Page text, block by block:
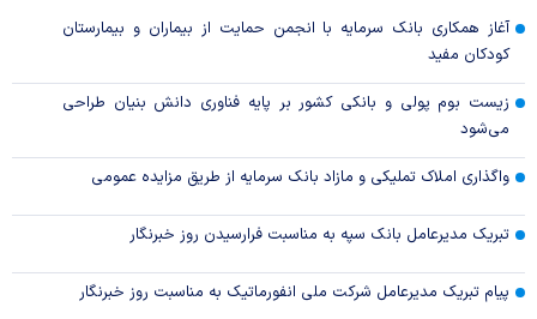
آغاز همکاری بانک سرمایه با انجمن حمایت از بیماران و بیمارستان
کودکان مفید
زیست بوم پولی و بانکی کشور بر پایه فناوری دانش بنیان طراحی
می‌شود
واگذاری املاک تملیکی و مازاد بانک سرمایه از طریق مزایده عمومی
تبریک مدیرعامل بانک سپه به مناسبت فرارسیدن روز خبرنگار
پیام تبریک مدیرعامل شرکت ملی انفورماتیک به مناسبت روز خبرنگار